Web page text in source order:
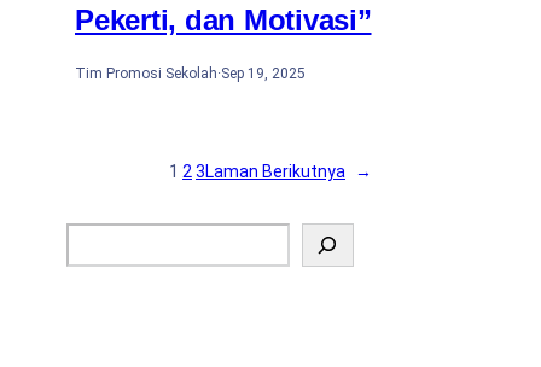
Pekerti, dan Motivasi”
Tim Promosi Sekolah·Sep 19, 2025
1 2 3Laman Berikutnya →
e